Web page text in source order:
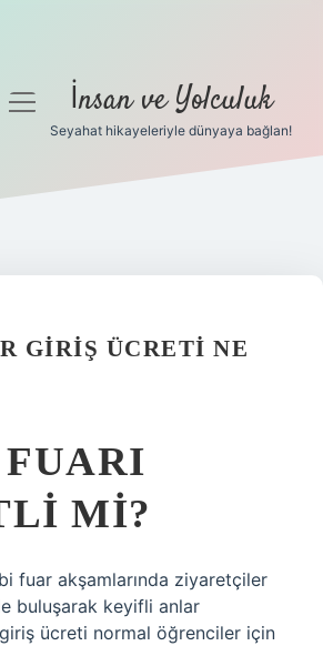
menüyü İnsan ve Yolculuk
Seyahat hikayeleriyle dünyaya bağlan!
GIRIŞ ÜCRETI NE
MI?
fuar akşamlarında ziyaretçiler
buluşarak keyifli anlar
ücreti normal öğrenciler için